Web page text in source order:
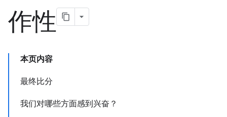
作性
本页内容
最终比分
我们对哪些方面感到兴奋？